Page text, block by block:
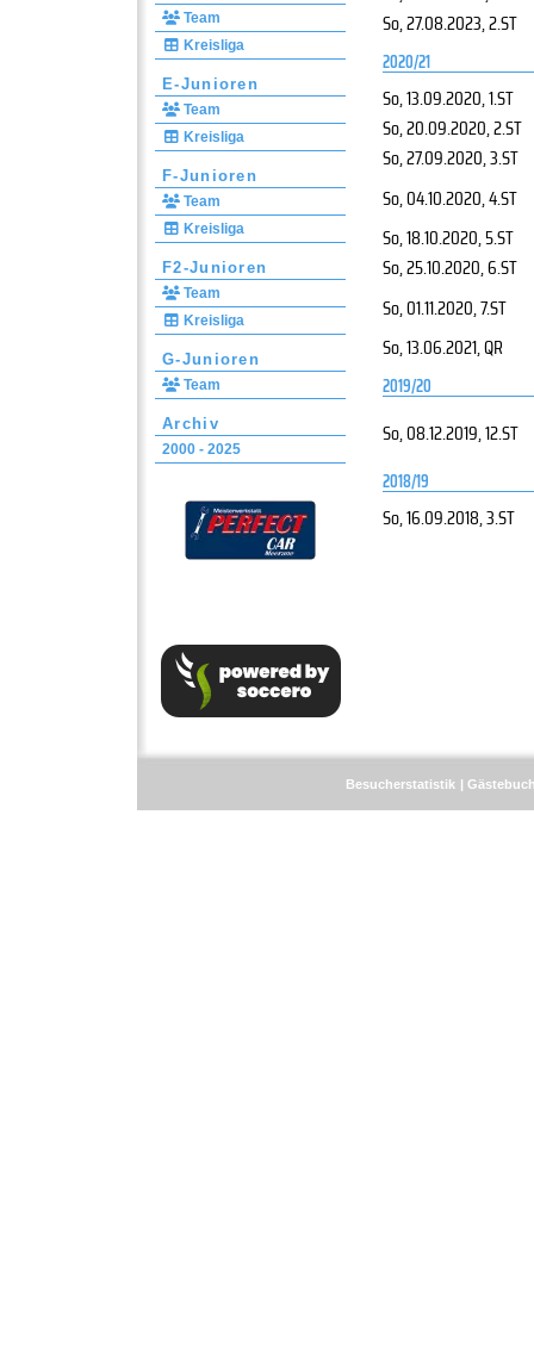
Team
Kreisliga
E-Junioren
Team
Kreisliga
F-Junioren
Team
Kreisliga
F2-Junioren
Team
Kreisliga
G-Junioren
Team
Archiv
2000 - 2025
So, 27.08.2023, 2.ST
2020/21
So, 13.09.2020, 1.ST
So, 20.09.2020, 2.ST
So, 27.09.2020, 3.ST
So, 04.10.2020, 4.ST
So, 18.10.2020, 5.ST
So, 25.10.2020, 6.ST
So, 01.11.2020, 7.ST
So, 13.06.2021, QR
2019/20
So, 08.12.2019, 12.ST
2018/19
So, 16.09.2018, 3.ST
Besucherstatistik